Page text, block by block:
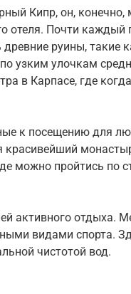
Кипр, он,
отеля. Почти каждый
руины, такие
узким улочкам
в Карпасе, где
к посещению для
красивейший
можно пройтись по
активного отдыха.
видами спорта.
чистотой вод.